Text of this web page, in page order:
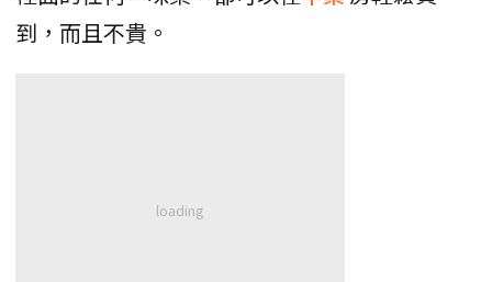
到，而且不貴。